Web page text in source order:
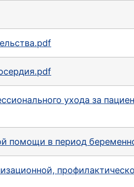
ухода за
помощи в период